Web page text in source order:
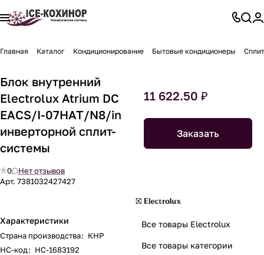
Главная Каталог Кондиционирование Бытовые кондиционеры
Блок внутренний
Electrolux Atrium DC
EACS/I-07HAT/N8/in
инверторной сплит-
системы
0
Нет отзывов
Арт. 7381032427427
Характеристики
Страна производства: КНР
НС-код: НС-1683192
11 622.50 ₽
Заказать
Все товары Electrolux
Все товары категории